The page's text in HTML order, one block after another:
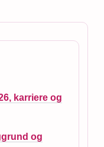
karriere og
og